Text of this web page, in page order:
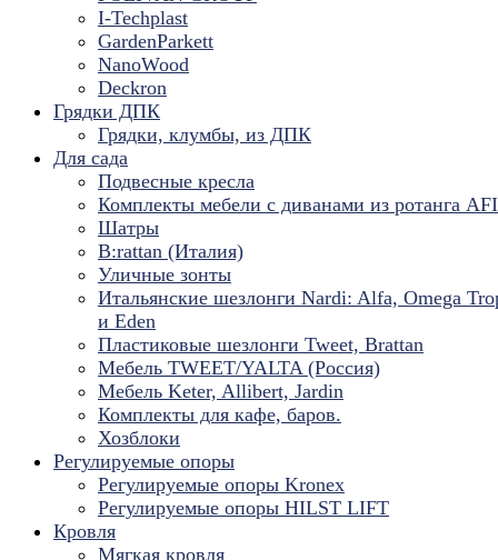
I-Techplast
GardenParkett
NanoWood
Deckron
Грядки ДПК
Грядки, клумбы, из ДПК
Для сада
Подвесные кресла
Комплекты мебели с диванами из ротанга
Шатры
B:rattan (Италия)
Уличные зонты
Итальянские шезлонги Nardi: Alfa, Omega
и Eden
Пластиковые шезлонги Tweet, Brattan
Мебель TWEET/YALTA (Россия)
Мебель Keter, Allibert, Jardin
Комплекты для кафе, баров.
Хозблоки
Регулируемые опоры
Регулируемые опоры Kronex
Регулируемые опоры HILST LIFT
Кровля
Мягкая кровля